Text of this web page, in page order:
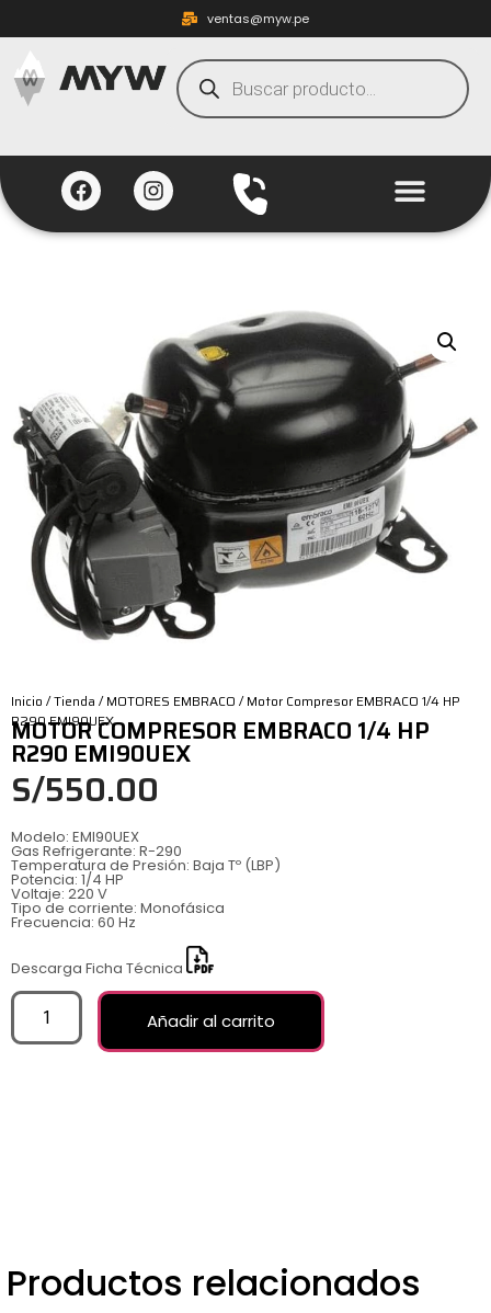
ventas@myw.pe
Inicio /Tienda /MOTORES EMBRACO / Motor Compresor EMBRACO 1/4 HP
R290 EMI90UEX
MOTOR COMPRESOR EMBRACO 1/4 HP
R290 EMI90UEX
S/550.00
Modelo: EMI90UEX
Gas Refrigerante: R-290
Temperatura de Presión: Baja Tº (LBP)
Potencia: 1/4 HP
Voltaje: 220 V
Tipo de corriente: Monofásica
Frecuencia: 60 Hz
Descarga Ficha Técnica
Añadir al carrito
Productos relacionados